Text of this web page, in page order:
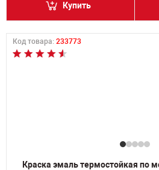
Купить
Код товара: 233773
Краска эмаль термостойкая по